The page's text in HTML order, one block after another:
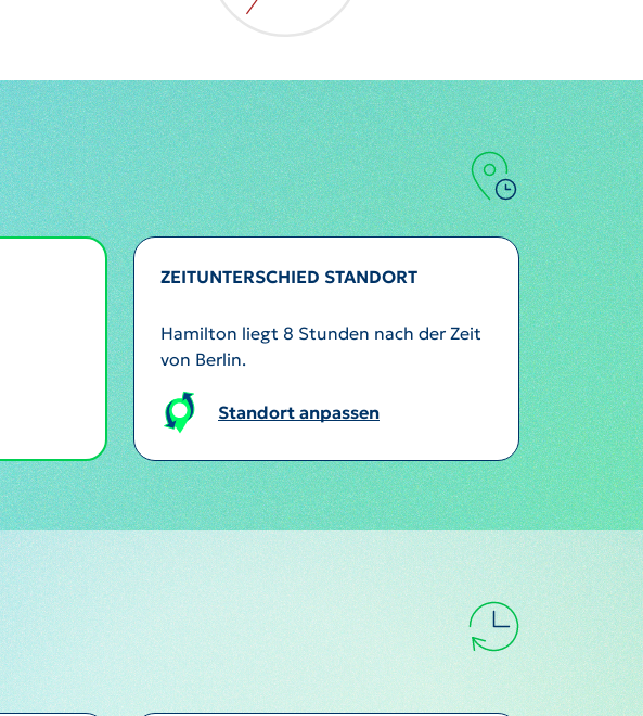
ZEITUNTERSCHIED STANDORT
Hamilton liegt 8 Stunden nach der Zeit
von Berlin.
Standort anpassen